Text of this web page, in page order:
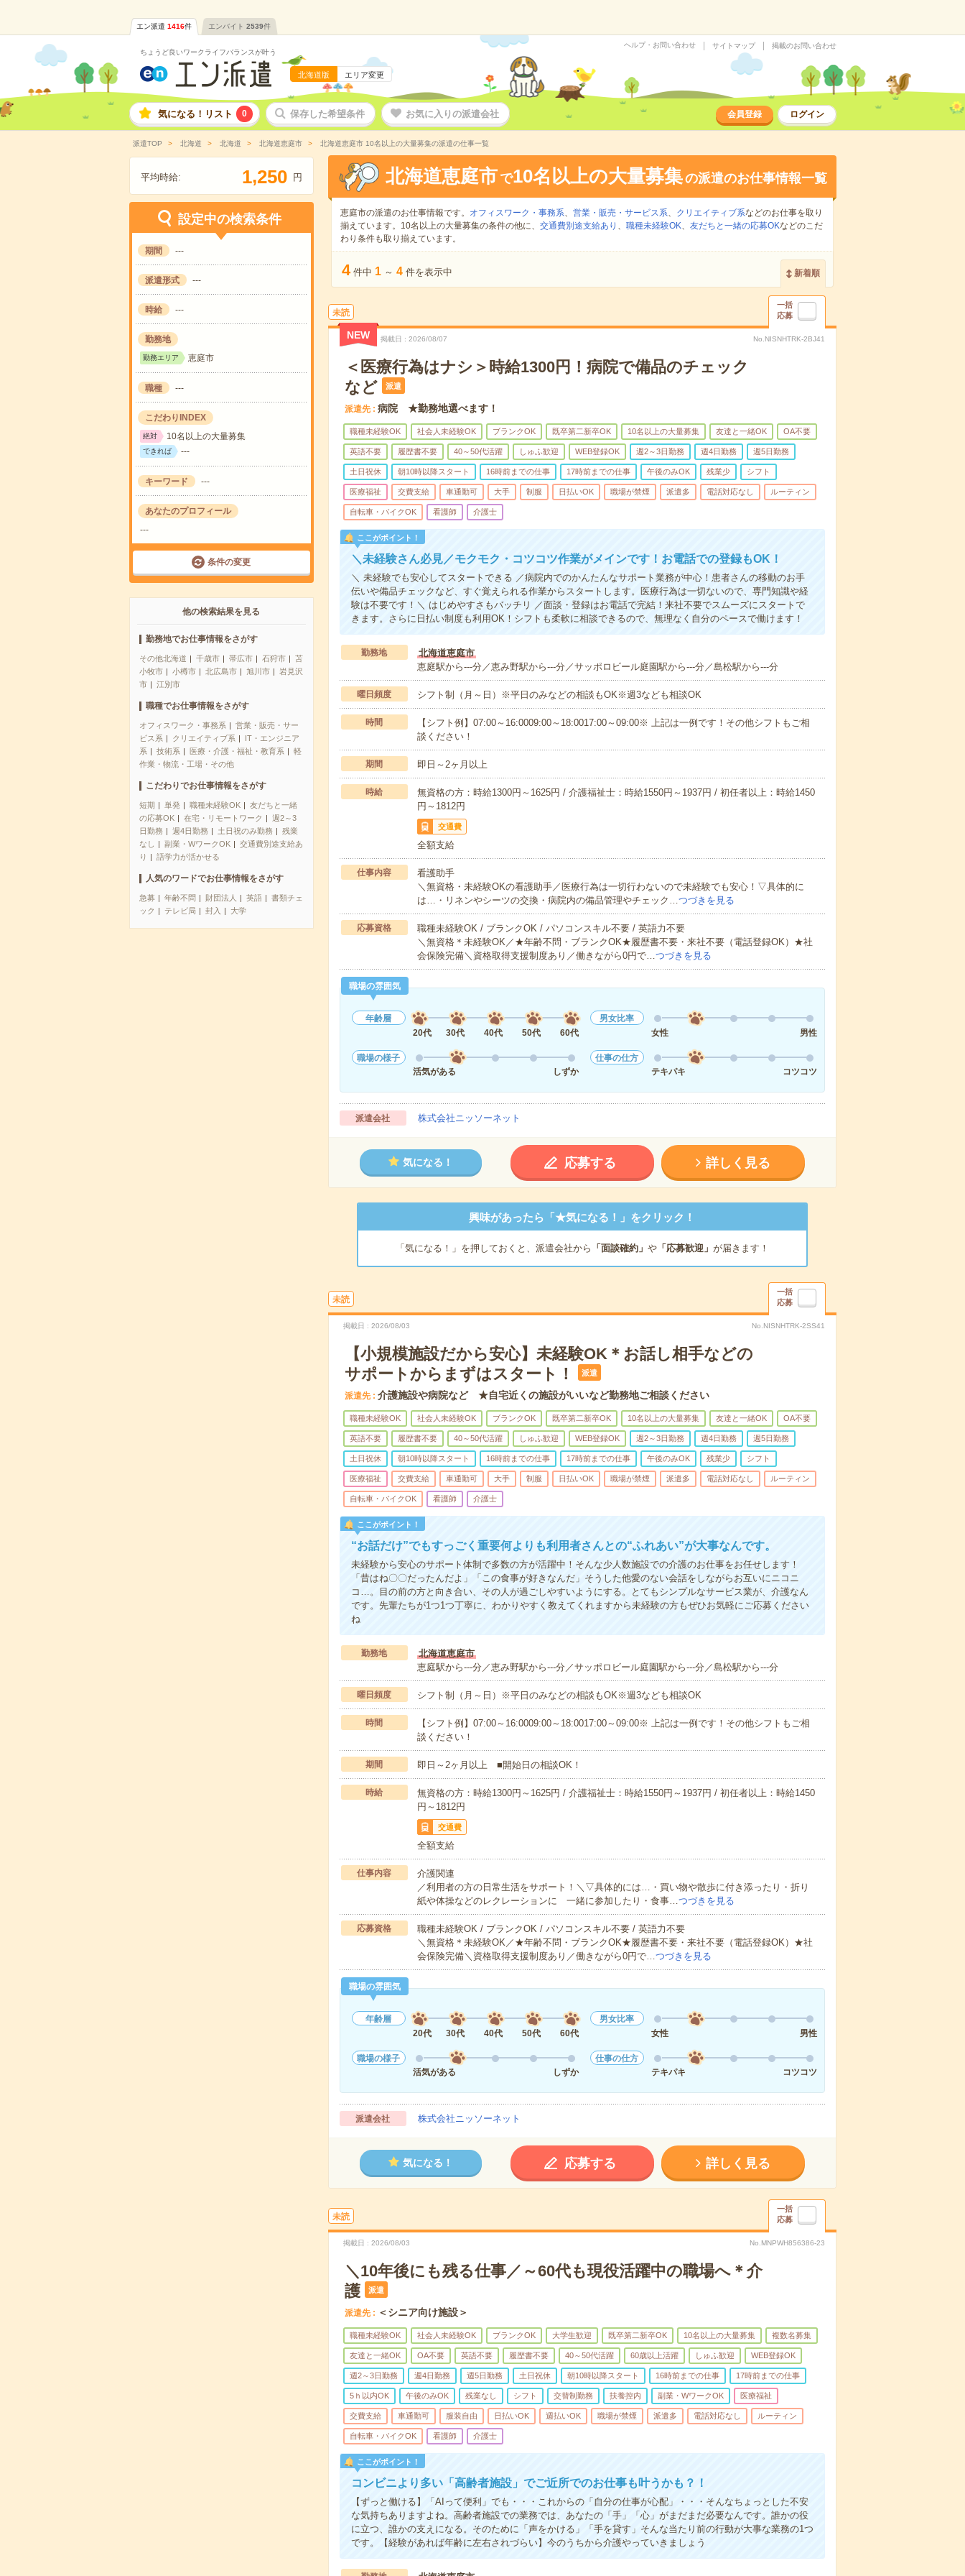
エン派遣 1416件 エンバイト 2539件
ちょうど良いワークライフバランスが叶う
北海道版 エリア変更
ヘルプ・お問い合わせ サイトマップ 掲載のお問い合わせ
気になる！リスト 0 保存した希望条件 お気に入りの派遣会社 会員登録 ログイン
派遣TOP 北海道 北海道 北海道恵庭市 北海道恵庭市 10名以上の大量募集の派遣の仕事一覧
平均時給: 1,250 円
設定中の検索条件
期間 ---
派遣形式 ---
時給 ---
勤務地
勤務エリア 恵庭市
職種 ---
こだわりINDEX
絶対 10名以上の大量募集
できれば ---
キーワード ---
あなたのプロフィール
---
条件の変更
他の検索結果を見る
勤務地でお仕事情報をさがす
その他北海道 千歳市 帯広市 石狩市
苫
小牧市
小樽市 北広島市 旭川市
岩見沢
市
江別市
職種でお仕事情報をさがす
オフィスワーク・事務系
営業・販売・サー
ビス系
クリエイティブ系
IT・エンジニア
系
技術系 医療・介護・福祉・教育系
軽
作業・物流・工場・その他
こだわりでお仕事情報をさがす
短期 単発 職種未経験OK
友だちと一緒
の応募OK
在宅・リモートワーク
週2～3
日勤務
週4日勤務 土日祝のみ勤務
残業
なし
副業・WワークOK
交通費別途支給あ
り
語学力が活かせる
人気のワードでお仕事情報をさがす
急募 年齢不問 財団法人 英語
書類チェ
ック
テレビ局 封入 大学
北海道恵庭市 で10名以上の大量募集の派遣のお仕事情報一覧
恵庭市の派遣のお仕事情報です。 オフィスワーク・事務系、 営業・販売・サービス系、 クリエイティブ系などのお仕事を取り
揃えています。10名以上の大量募集の条件の他に、 交通費別途支給あり 、 職種未経験OK、 友だちと一緒の応募OKなどのこだ
わり条件も取り揃えています。
4 件中 1 ～ 4 件を表示中 新着順
未読
一括
応募
NEW 掲載日 2026/08/07 No.NISNHTRK-2BJ41
＜医療行為はナシ＞時給1300円！病院で備品のチェック
など
派遣
派遣先 病院 ★勤務地選べます！
職種未経験OK 社会人未経験OK ブランクOK 既卒第二新卒OK 10名以上の大量募集 友達と一緒OK OA不要
英語不要 履歴書不要 40～50代活躍 しゅふ歓迎 WEB登録OK 週2～3日勤務 週4日勤務 週5日勤務
土日祝休 朝10時以降スタート 16時前までの仕事 17時前までの仕事 午後のみOK 残業少 シフト
医療福祉 交費支給 車通勤可 大手 制服 日払いOK 職場が禁煙 派遣多 電話対応なし ルーティン
自転車・バイクOK 看護師 介護士
ここがポイント！
＼未経験さん必見／モクモク・コツコツ作業がメインです！お電話での登録もOK！
＼ 未経験でも安心してスタートできる ／病院内でのかんたんなサポート業務が中心！患者さんの移動のお手
伝いや備品チェックなど、すぐ覚えられる作業からスタートします。医療行為は一切ないので、専門知識や経
験は不要です！＼ はじめやすさもバッチリ ／面談・登録はお電話で完結！来社不要でスムーズにスタートで
きます。さらに日払い制度も利用OK！シフトも柔軟に相談できるので、無理なく自分のペースで働けます！
勤務地
北海道恵庭市
恵庭駅から---分／恵み野駅から---分／サッポロビール庭園駅から---分／島松駅から---分
曜日頻度 シフト制（月～日）※平日のみなどの相談もOK※週3なども相談OK
時間
【シフト例】07:00～16:0009:00～18:0017:00～09:00※ 上記は一例です！その他シフトもご相
談ください！
期間 即日～2ヶ月以上
時給
無資格の方：時給1300円～1625円 / 介護福祉士：時給1550円～1937円 / 初任者以上：時給1450
円～1812円
交通費
全額支給
仕事内容
看護助手
＼無資格・未経験OKの看護助手／医療行為は一切行わないので未経験でも安心！▽具体的に
は…・リネンやシーツの交換・病院内の備品管理やチェック…つづきを見る
応募資格
職種未経験OK / ブランクOK / パソコンスキル不要 / 英語力不要
＼無資格＊未経験OK／★年齢不問・ブランクOK★履歴書不要・来社不要（電話登録OK）★社
会保険完備＼資格取得支援制度あり／働きながら0円で…つづきを見る
職場の雰囲気
年齢層
20代
30代 40代 50代 60代
男女比率
女性
男性
職場の様子
活気がある
しずか
仕事の仕方
テキパキ
コツコツ
派遣会社 株式会社ニッソーネット
気になる！ 応募する 詳しく見る
興味があったら「★気になる！」をクリック！
「気になる！」を押しておくと、派遣会社から 「面談確約」 や「応募歓迎」 が届きます！
未読
一括
応募
掲載日 2026/08/03 No.NISNHTRK-2SS41
【小規模施設だから安心】未経験OK＊お話し相手などの
サポートからまずはスタート！
派遣
派遣先 介護施設や病院など ★自宅近くの施設がいいなど勤務地ご相談ください
職種未経験OK 社会人未経験OK ブランクOK 既卒第二新卒OK 10名以上の大量募集 友達と一緒OK OA不要
英語不要 履歴書不要 40～50代活躍 しゅふ歓迎 WEB登録OK 週2～3日勤務 週4日勤務 週5日勤務
土日祝休 朝10時以降スタート 16時前までの仕事 17時前までの仕事 午後のみOK 残業少 シフト
医療福祉 交費支給 車通勤可 大手 制服 日払いOK 職場が禁煙 派遣多 電話対応なし ルーティン
自転車・バイクOK 看護師 介護士
ここがポイント！
“お話だけ”でもすっごく重要何よりも利用者さんとの“ふれあい”が大事なんです。
未経験から安心のサポート体制で多数の方が活躍中！そんな少人数施設での介護のお仕事をお任せします！
「昔はね〇〇だったんだよ」「この食事が好きなんだ」そうした他愛のない会話をしながらお互いにニコニ
コ…。目の前の方と向き合い、その人が過ごしやすいようにする。とてもシンプルなサービス業が、介護なん
です。先輩たちが1つ1つ丁寧に、わかりやすく教えてくれますから未経験の方もぜひお気軽にご応募ください
ね
勤務地
北海道恵庭市
恵庭駅から---分／恵み野駅から---分／サッポロビール庭園駅から---分／島松駅から---分
曜日頻度 シフト制（月～日）※平日のみなどの相談もOK※週3なども相談OK
時間
【シフト例】07:00～16:0009:00～18:0017:00～09:00※ 上記は一例です！その他シフトもご相
談ください！
期間 即日～2ヶ月以上 ■開始日の相談OK！
時給
無資格の方：時給1300円～1625円 / 介護福祉士：時給1550円～1937円 / 初任者以上：時給1450
円～1812円
交通費
全額支給
仕事内容
介護関連
／利用者の方の日常生活をサポート！＼▽具体的には…・買い物や散歩に付き添ったり・折り
紙や体操などのレクレーションに 一緒に参加したり・食事…つづきを見る
応募資格
職種未経験OK / ブランクOK / パソコンスキル不要 / 英語力不要
＼無資格＊未経験OK／★年齢不問・ブランクOK★履歴書不要・来社不要（電話登録OK）★社
会保険完備＼資格取得支援制度あり／働きながら0円で…つづきを見る
職場の雰囲気
年齢層
20代
30代 40代 50代 60代
男女比率
女性
男性
職場の様子
活気がある
しずか
仕事の仕方
テキパキ
コツコツ
派遣会社 株式会社ニッソーネット
気になる！ 応募する 詳しく見る
未読
一括
応募
掲載日 2026/08/03 No.MNPWH856386-23
＼10年後にも残る仕事／～60代も現役活躍中の職場へ＊介
護
派遣
派遣先 ＜シニア向け施設＞
職種未経験OK 社会人未経験OK ブランクOK 大学生歓迎 既卒第二新卒OK 10名以上の大量募集 複数名募集
友達と一緒OK OA不要 英語不要 履歴書不要 40～50代活躍 60歳以上活躍 しゅふ歓迎 WEB登録OK
週2～3日勤務 週4日勤務 週5日勤務 土日祝休 朝10時以降スタート 16時前までの仕事 17時前までの仕事
5ｈ以内OK 午後のみOK 残業なし シフト 交替制勤務 扶養控内 副業・WワークOK 医療福祉
交費支給 車通勤可 服装自由 日払いOK 週払いOK 職場が禁煙 派遣多 電話対応なし ルーティン
自転車・バイクOK 看護師 介護士
ここがポイント！
コンビニより多い「高齢者施設」でご近所でのお仕事も叶うかも？！
【ずっと働ける】「AIって便利」でも・・・これからの「自分の仕事が心配」・・・そんなちょっとした不安
な気持ちありますよね。高齢者施設での業務では、あなたの「手」「心」がまだまだ必要なんです。誰かの役
に立つ、誰かの支えになる。そのために「声をかける」「手を貸す」そんな当たり前の行動が大事な業務の1つ
です。【経験があれば年齢に左右されづらい】今のうちから介護やっていきましょう